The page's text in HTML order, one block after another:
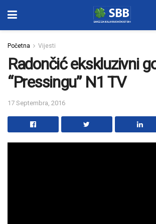
Početna Vijesti
Radončić ekskluzivni
“Pressingu” N1 TV
17 Septembra, 2016